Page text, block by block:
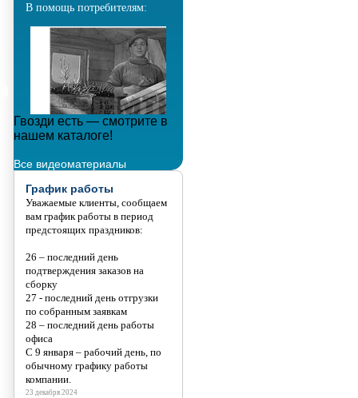
В помощь потребителям:
Гвозди есть — смотрите в
нашем каталоге!
Все видеоматериалы
График работы
Уважаемые клиенты, сообщаем
вам график работы в период
предстоящих праздников:
26 – последний день
подтверждения заказов на
сборку
27 - последний день отгрузки
по собранным заявкам
28 – последний день работы
офиса
С 9 января – рабочий день, по
обычному графику работы
компании.
23 декабря 2024